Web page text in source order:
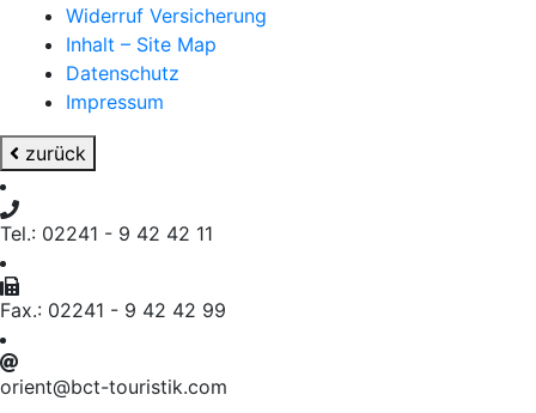
Widerruf Versicherung
Inhalt – Site Map
Datenschutz
Impressum
zurück
Tel.: 02241 - 9 42 42 11
Fax.: 02241 - 9 42 42 99
orient@bct-touristik.com